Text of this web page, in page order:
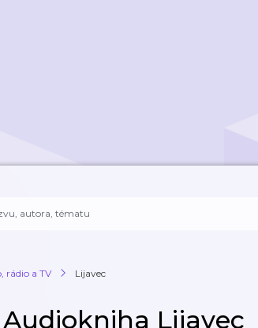
rádio a TV Lijavec
Audiokniha Lijavec